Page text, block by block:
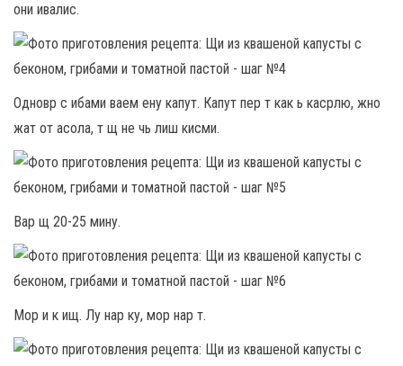
они ивалис.
Одновр с ибами ваем ену капут. Капут пер т как ь касрлю, жно
жат от асола, т щ не чь лиш кисми.
Вар щ 20-25 мину.
Мор и к ищ. Лу нар ку, мор нар т.